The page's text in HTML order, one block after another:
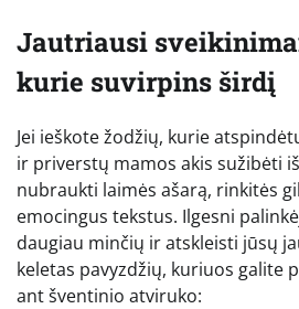
Jautriausi
kurie suvirpins širdį
Jei ieškote žodžių, kurie
ir priverstų mamos akis sužibėti
nubraukti laimės ašarą, rinkitės
emocingus tekstus. Ilgesni
daugiau minčių ir atskleisti jūsų
keletas pavyzdžių, kuriuos galite
ant šventinio atviruko: